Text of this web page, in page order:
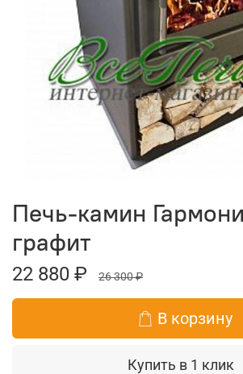
Печь-камин
графит
22 880 ₽ 26 300 ₽
В корзину
Купить в 1 клик